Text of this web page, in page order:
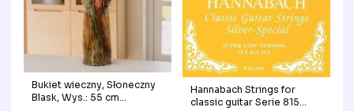
Bukiet wieczny, Słoneczny
Blask, Wys.: 55 cm
Hannabach Strings for
classic guitar Serie 815